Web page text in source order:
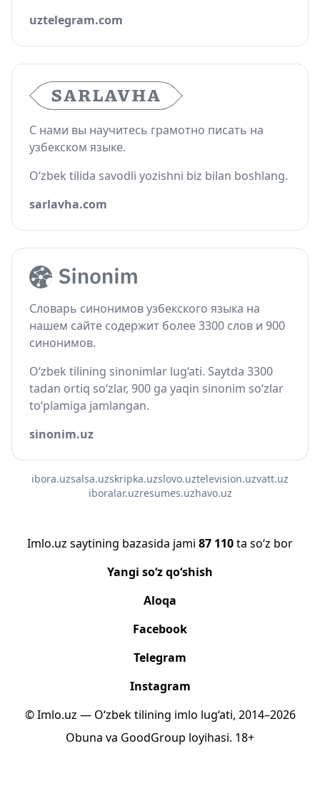
uztelegram.com
С нами вы научитесь грамотно писать на
узбекском языке.
O‘zbek tilida savodli yozishni biz bilan boshlang.
sarlavha.com
Словарь синонимов узбекского языка на
нашем сайте содержит более 3300 слов и 900
синонимов.
O‘zbek tilining sinonimlar lug‘ati. Saytda 3300
tadan ortiq so‘zlar, 900 ga yaqin sinonim so‘zlar
to‘plamiga jamlangan.
sinonim.uz
ibora.uzsalsa.uzskripka.uzslovo.uztelevision.uzvatt.uz
iboralar.uzresumes.uzhavo.uz
Imlo.uz saytining bazasida jami 87 110ta so‘z bor
Yangi so‘z qo‘shish
Aloqa
Facebook
Telegram
Instagram
© Imlo.uz — O‘zbek tilining imlo lug‘ati, 2014–2026
Obuna va GoodGroup loyihasi. 18+